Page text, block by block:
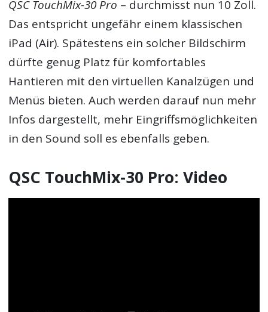
QSC TouchMix-30 Pro – durchmisst nun 10 Zoll.
Das entspricht ungefähr einem klassischen
iPad (Air). Spätestens ein solcher Bildschirm
dürfte genug Platz für komfortables
Hantieren mit den virtuellen Kanalzügen und
Menüs bieten. Auch werden darauf nun mehr
Infos dargestellt, mehr Eingriffsmöglichkeiten
in den Sound soll es ebenfalls geben.
QSC TouchMix-30 Pro: Video